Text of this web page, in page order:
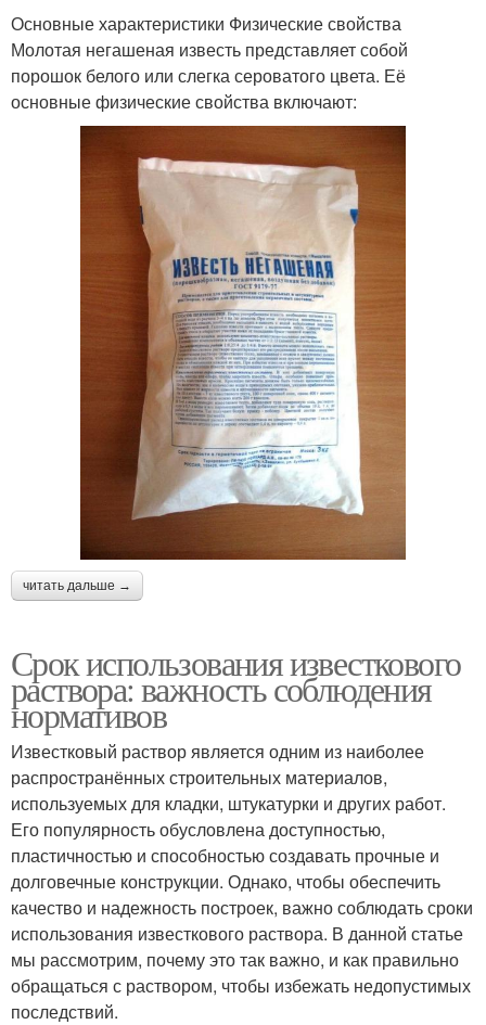
Основные характеристики Физические свойства
Молотая негашеная известь представляет собой
порошок белого или слегка сероватого цвета. Её
основные физические свойства включают:
читать дальше →
Срок использования известкового
раствора: важность соблюдения
нормативов
Известковый раствор является одним из наиболее
распространённых строительных материалов,
используемых для кладки, штукатурки и других работ.
Его популярность обусловлена доступностью,
пластичностью и способностью создавать прочные и
долговечные конструкции. Однако, чтобы обеспечить
качество и надежность построек, важно соблюдать сроки
использования известкового раствора. В данной статье
мы рассмотрим, почему это так важно, и как правильно
обращаться с раствором, чтобы избежать недопустимых
последствий.